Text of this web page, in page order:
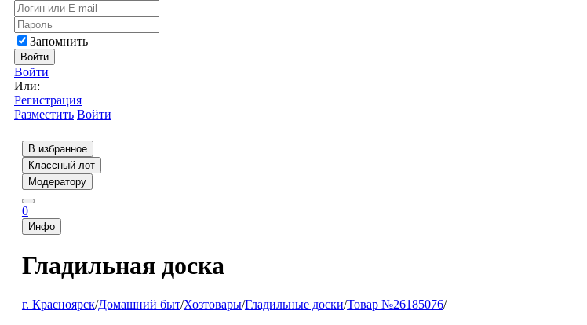
Запомнить
Войти
Войти
Или:
Регистрация
Разместить Войти
В избранное
Классный лот
Модератору
0
Инфо
Гладильная доска
г. Красноярск/Домашний быт/Хозтовары/Гладильные доски/Товар №26185076/